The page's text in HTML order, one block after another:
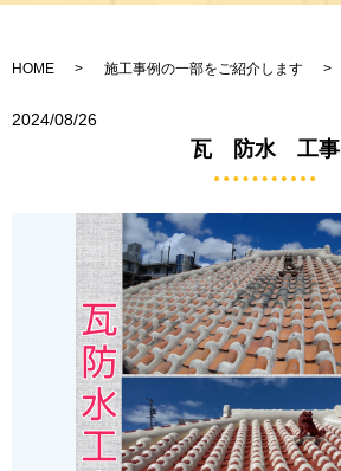
HOME 施工事例の一部をご紹介します
2024/08/26
瓦 防水 工事